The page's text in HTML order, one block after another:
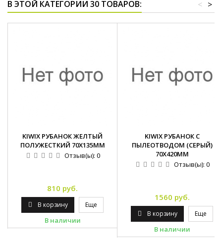
В ЭТОЙ КАТЕГОРИИ 30 ТОВАРОВ: >
<
KIWIX РУБАНОК ЖЕЛТЫЙ
ПОЛУЖЕСТКИЙ 70Х135ММ
Отзыв(ы): 0
810 руб.
В корзину Еще
В наличии
KIWIX РУБАНОК С
ПЫЛЕОТВОДОМ (СЕРЫЙ)
70Х420ММ
Отзыв(ы): 0
1560 руб.
В корзину Еще
В наличии